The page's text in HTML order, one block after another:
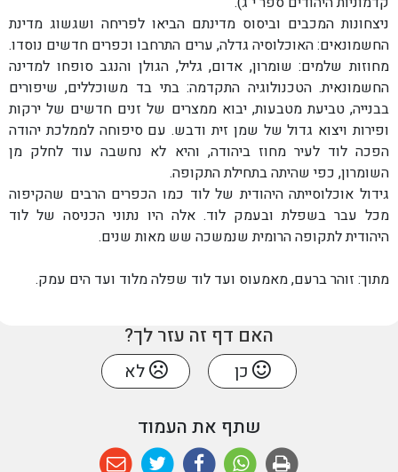
תשלומים וזימון תורים
אגף שירות לתושב
רשות החניה
תברואה וגזם
ספורט
אגף עסקים
השירות הווטרינרי העירוני לוד
ניצחונות המכבים וביסוס מדינתם הביאו לפריחה ושגשוג מדינת
החשמונאים: האוכלוסיה גדלה, ערים התרחבו וכפרים חדשים נוסדו.
מחוזות שלמים: שומרון, אדום, גליל, הגולן והנגב סופחו למדינה
החשמונאית. הטכנולוגיה התקדמה: בתי בד משוכללים, שיפורים
בבנייה, טביעת מטבעות, יבוא ממצרים של זנים חדשים של ירקות
ופירות ויצוא גדול של שמן זית ודבש. עם סיפוחה לממלכת יהודה
הפכה לוד לעיר מחוז ביהודה, והיא לא נחשבה עוד לחלק מן
השומרון, כפי שהיתה בתחילת התקופה.
גידול אוכלוסייתה היהודית של לוד כמו הכפרים הרבים שהקיפוה
מכל עבר בשפלת ובעמק לוד. אלה היו נתוני הכניסה של לוד
היהודית לתקופה הרומית שנמשכה שש מאות שנים.
מתוך: זוהר ברעם, מאמעוס ועד לוד שפלה מלוד ועד הים עמק.
האם דף זה עזר לך?
כן לא
שתף את העמוד